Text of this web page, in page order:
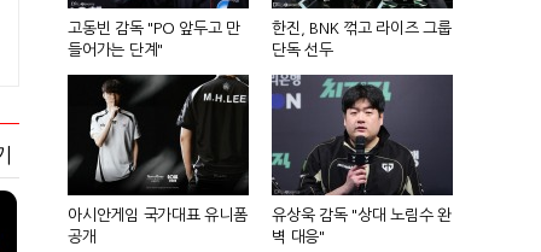
고동빈 감독 "PO 앞두고 만
들어가는 단계"
한진, BNK 꺾고 라이즈 그룹
단독 선두
아시안게임 국가대표 유니폼
공개
유상욱 감독 "상대 노림수 완
벽 대응"